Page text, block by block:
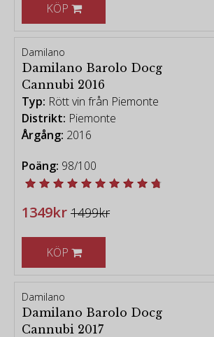
KÖP
Damilano
Damilano Barolo Docg
Cannubi 2016
Typ: Rött vin från Piemonte
Distrikt: Piemonte
Årgång: 2016
Poäng: 98/100
1349kr 1499kr
KÖP
Damilano
Damilano Barolo Docg
Cannubi 2017